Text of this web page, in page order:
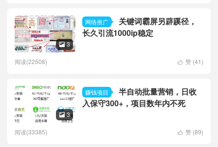
网络推广
关键词霸屏另辟蹊径，
长久引流1000ip稳定
 3
 赞 (41)
阅读(22508)
赚钱项目
半自动批量营销，日收
入保守300+，项目数年内不死
 3
 赞 (89)
阅读(33385)